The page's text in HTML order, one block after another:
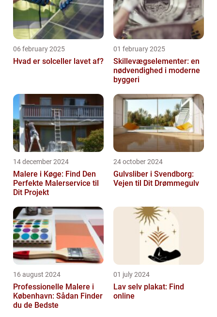
06 february 2025
Hvad er solceller lavet af?
01 february 2025
Skillevægselementer: en
nødvendighed i moderne
byggeri
14 december 2024
Malere i Køge: Find Den
Perfekte Malerservice til
Dit Projekt
24 october 2024
Gulvsliber i Svendborg:
Vejen til Dit Drømmegulv
16 august 2024
Professionelle Malere i
København: Sådan Finder
du de Bedste
01 july 2024
Lav selv plakat: Find
online